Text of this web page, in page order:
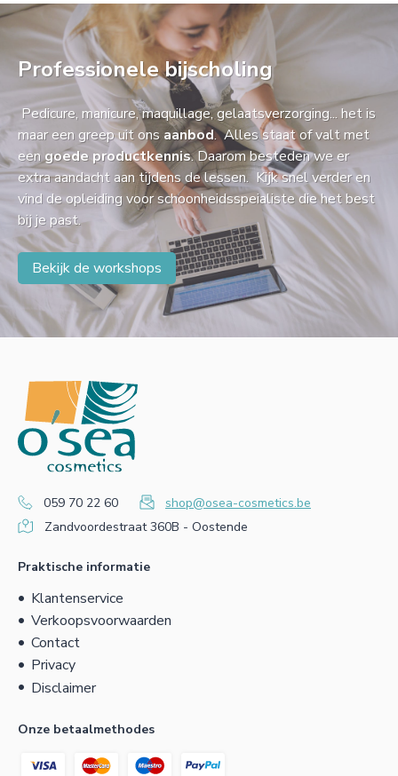
Professionele bijscholing
Pedicure, manicure, maquillage, gelaatsverzorging... het is
maar een greep uit ons aanbod. Alles staat of valt met
eengoede productkennis. Daarom besteden we er
extra aandacht aan tijdens de lessen. Kijk snel verder en
vind de opleiding voor schoonheidsspeialiste die het best
bij je past.
Bekijk de workshops
059 70 22 60
shop@osea-cosmetics.be
Zandvoordestraat 360B - Oostende
Praktische informatie
Klantenservice
Verkoopsvoorwaarden
Contact
Privacy
Disclaimer
Onze betaalmethodes